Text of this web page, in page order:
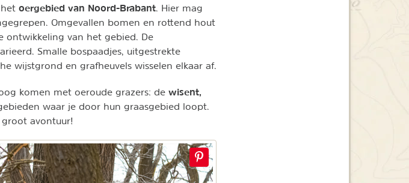
oergebied van Noord-Brabant . Hier mag
Omgevallen bomen en rottend hout
ontwikkeling van het gebied. De
Smalle bospaadjes, uitgestrekte
wijstgrond en grafheuvels wisselen elkaar af.
komen met oeroude grazers: de wisent,
waar je door hun graasgebied loopt.
avontuur!